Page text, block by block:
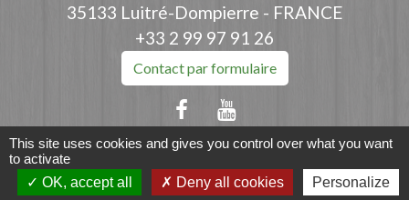
35133 Luitré-Dompierre - FRANCE
+33 2 99 97 91 26
Contact par formulaire
Liens
This site uses cookies and gives you control over what you want
to activate
OK, accept all
Deny all cookies Personalize